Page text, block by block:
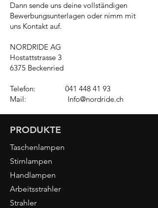
Dann sende uns deine vollständigen
Bewerbungsunterlagen oder nimm mit
uns Kontakt auf.
NORDRIDE AG
Hostattstrasse 3
6375 Beckenried
Telefon: 041 448 41 93
Mail: Info@nordride.ch
PRODUKTE
Taschenlampen
Stirnlampen
Handlampen
Arbeitsstrahler
Strahler